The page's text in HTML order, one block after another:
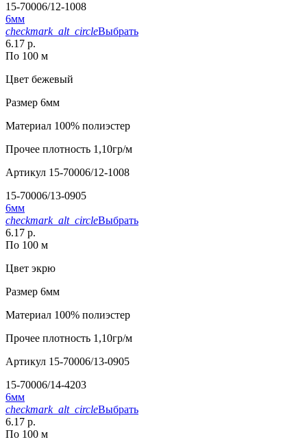
15-70006/12-1008
6мм
checkmark_alt_circleВыбрать
6.17 р.
По 100 м
Цвет бежевый
Размер 6мм
Материал 100% полиэстер
Прочее плотность 1,10гр/м
Артикул 15-70006/12-1008
15-70006/13-0905
6мм
checkmark_alt_circleВыбрать
6.17 р.
По 100 м
Цвет экрю
Размер 6мм
Материал 100% полиэстер
Прочее плотность 1,10гр/м
Артикул 15-70006/13-0905
15-70006/14-4203
6мм
checkmark_alt_circleВыбрать
6.17 р.
По 100 м